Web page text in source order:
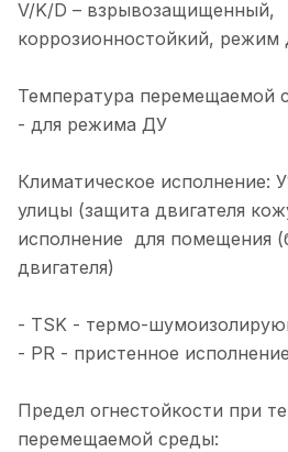
V/K/D – взрывозащищенный,
коррозионностойкий, режим
Температура перемещаемой
- для режима ДУ
Климатическое исполнение:
улицы (защита двигателя
исполнение для помещения
двигателя)
- TSK - термо-
- PR - пристенное исполнение
Предел огнестойкости при
перемещаемой среды: